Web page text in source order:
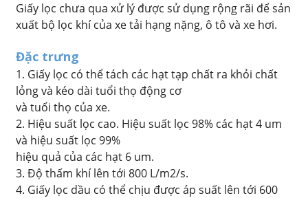
Giấy lọc chưa qua xử lý được sử dụng rộng rãi để sản
xuất bộ lọc khí của xe tải hạng nặng, ô tô và xe hơi.
Đặc trưng
1. Giấy lọc có thể tách các hạt tạp chất ra khỏi chất
lỏng và kéo dài tuổi thọ động cơ
và tuổi thọ của xe.
2. Hiệu suất lọc cao. Hiệu suất lọc 98% các hạt 4 um
và hiệu suất lọc 99%
hiệu quả của các hạt 6 um.
3. Độ thấm khí lên tới 800 L/m2/s.
4. Giấy lọc dầu có thể chịu được áp suất lên tới 600